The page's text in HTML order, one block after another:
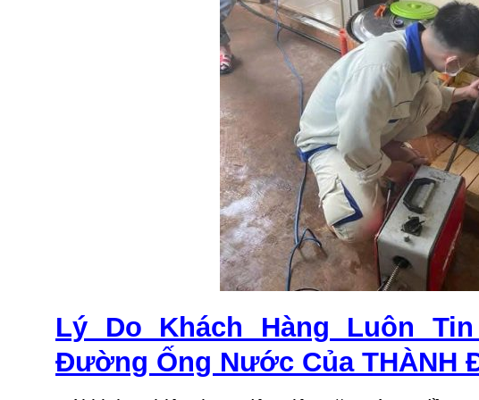
Lý Do Khách Hàng Luôn
Đường Ống Nước Của THÀNH